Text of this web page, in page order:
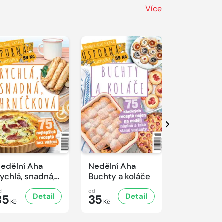
Více
Aha
snadná,
hrníčková
Kč
Detail
Nedělní Aha
Buchty a koláče
od
35 Kč
Detail
Další